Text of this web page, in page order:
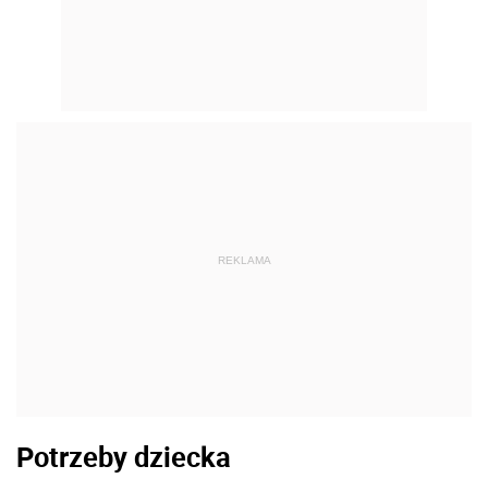
REKLAMA
Potrzeby dziecka